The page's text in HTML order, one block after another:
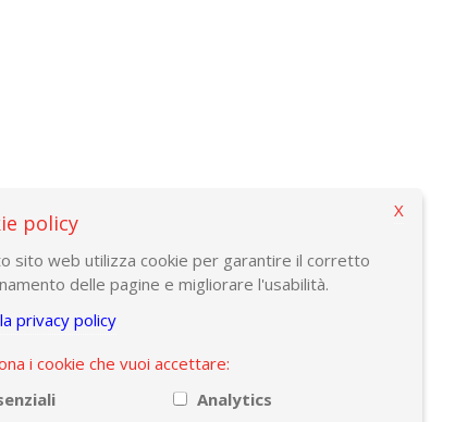
policy
sito web utilizza cookie per garantire il corretto
delle pagine e migliorare l'usabilità.
privacy policy
i cookie che vuoi accettare:
Analytics
X